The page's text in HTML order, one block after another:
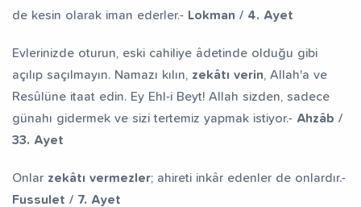
de kesin olarak iman ederler.- Lokman / 4. Ayet
Evlerinizde oturun, eski cahiliye âdetinde olduğu gibi
açılıp saçılmayın. Namazı kılın, zekâtı verin, Allah'a ve
Resûlüne itaat edin. Ey Ehl-i Beyt! Allah sizden, sadece
günahı gidermek ve sizi tertemiz yapmak istiyor.- Ahzâb /
33. Ayet
Onlar zekâtı vermezler; ahireti inkâr edenler de onlardır.-
Fussulet / 7. Ayet